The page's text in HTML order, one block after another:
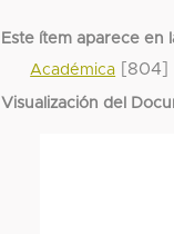
Este ítem aparece en
Académica [804]
Visualización del